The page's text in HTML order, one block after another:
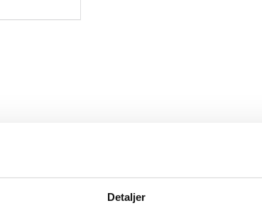
Detaljer